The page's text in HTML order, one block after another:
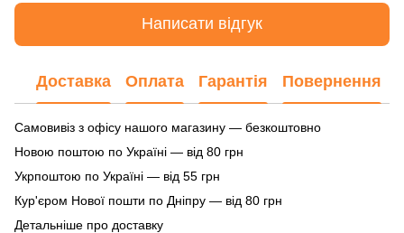
Написати відгук
Доставка Оплата Гарантія Повернення
Самовивіз з офісу нашого магазину — безкоштовно
Новою поштою по Україні — від 80 грн
Укрпоштою по Україні — від 55 грн
Кур'єром Нової пошти по Дніпру — від 80 грн
Детальніше про доставку